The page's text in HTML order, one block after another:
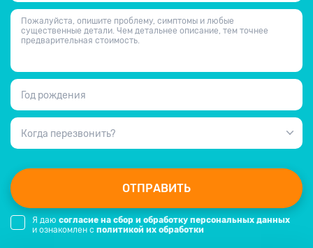
Пожалуйста, опишите проблему, симптомы и любые
существенные детали. Чем детальнее описание, тем точнее
предварительная стоимость.
Год рождения
Когда перезвонить?
ОТПРАВИТЬ
Я даю согласие на сбор и обработку персональных данных
и ознакомлен с политикой их обработки